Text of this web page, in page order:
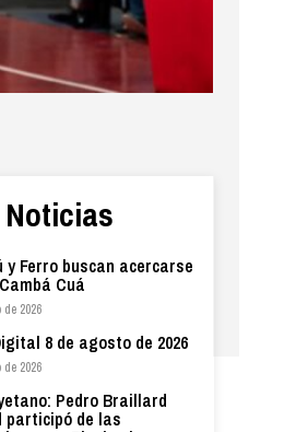
y Ferro buscan acercarse
Cuá
2026
8 de agosto de 2026
2026
Pedro Braillard
participó de las